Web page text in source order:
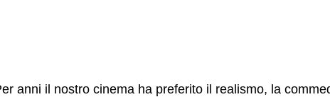
anni il nostro cinema ha preferito il realismo, la